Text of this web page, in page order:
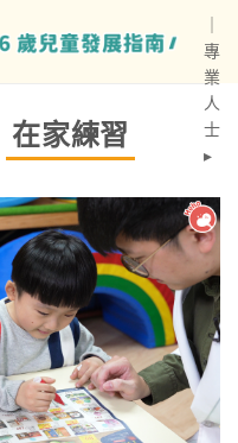
專
業
人
士
▸
在家練習